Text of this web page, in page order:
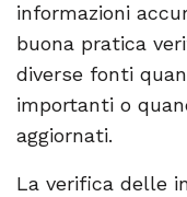
informazioni
buona pratica
diverse fonti
importanti o
aggiornati.
La verifica delle